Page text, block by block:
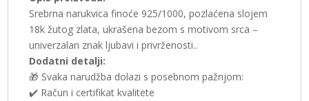
Srebrna narukvica finoće 925/1000, pozlaćena slojem
18k žutog zlata, ukrašena bezom s motivom srca –
univerzalan znak ljubavi i privrženosti..
Dodatni detalji:
🎁 Svaka narudžba dolazi s posebnom pažnjom:
✔️ Račun i certifikat kvalitete